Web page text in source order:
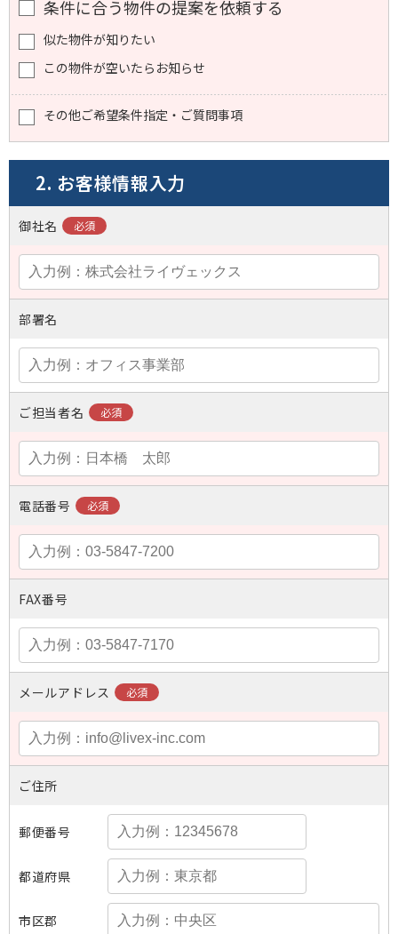
条件に合う物件の提案を依頼する
似た物件が知りたい
この物件が空いたらお知らせ
その他ご希望条件指定・ご質問事項
2. お客様情報入力
御社名
部署名
ご担当者名
電話番号
FAX番号
メールアドレス
ご住所
郵便番号
都道府県
市区郡